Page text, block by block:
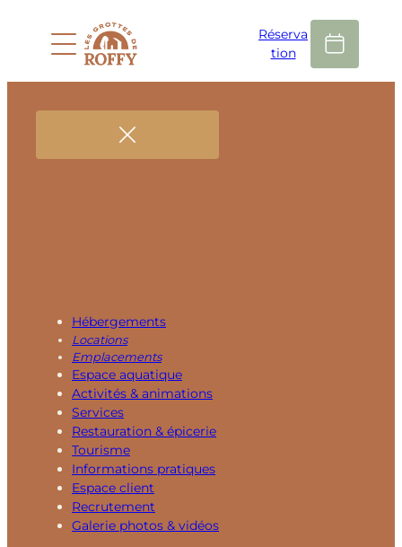
Réserva
tion
Hébergements
Locations
Emplacements
Espace aquatique
Activités & animations
Services
Restauration & épicerie
Tourisme
Informations pratiques
Espace client
Recrutement
Galerie photos & vidéos